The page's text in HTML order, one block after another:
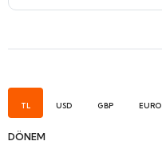
TL USD GBP EURO
DÖNEM